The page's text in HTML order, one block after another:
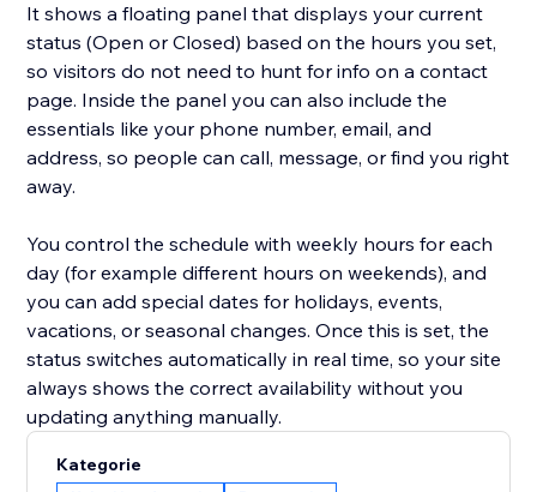
It shows a floating panel that displays your current
status (Open or Closed) based on the hours you set,
so visitors do not need to hunt for info on a contact
page. Inside the panel you can also include the
essentials like your phone number, email, and
address, so people can call, message, or find you right
away.
You control the schedule with weekly hours for each
day (for example different hours on weekends), and
you can add special dates for holidays, events,
vacations, or seasonal changes. Once this is set, the
status switches automatically in real time, so your site
always shows the correct availability without you
updating anything manually.
Kategorie